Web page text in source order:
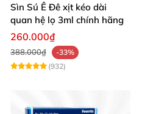
Sìn Sú Ê Đê xịt kéo dài
quan hệ lọ 3ml chính hãng
260.000₫
388.000₫
-33%
(932)